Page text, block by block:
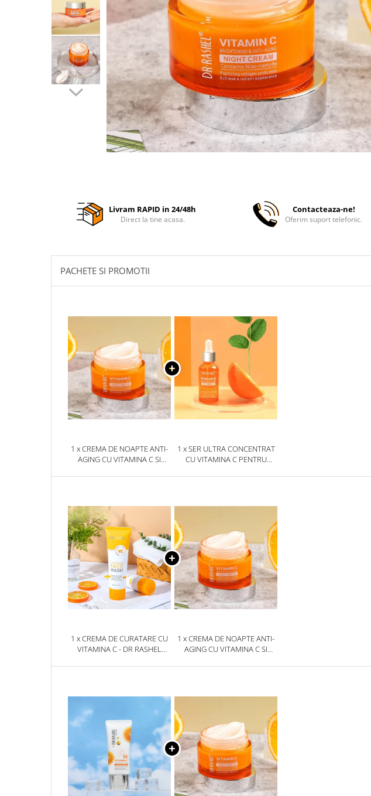
Livram RAPID in 24/48h
Direct la tine acasa.
Contacteaza-ne!
Oferim suport telefonic.
PACHETE SI PROMOTII
1 x CREMA DE NOAPTE ANTI-
AGING CU VITAMINA C SI
NIGHT CREAM - 50G
1 x SER ULTRA CONCENTRAT
CU VITAMINA C PENTRU
VITAMIN C BRIGHTENING &
1 x CREMA DE CURATARE CU
VITAMINA C - DR RASHEL
100ML
1 x CREMA DE NOAPTE ANTI-
AGING CU VITAMINA C SI
NIGHT CREAM - 50G